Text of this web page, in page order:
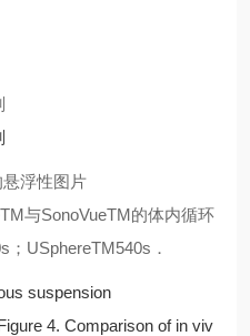
液中的悬浮性图片
与SonoVueTM的体内循环
USphereTM540s．
aqueous suspension
of in viv